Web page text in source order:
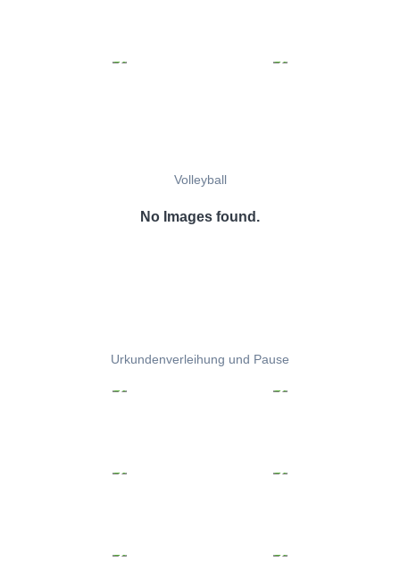
Volleyball
No Images found.
Urkundenverleihung und Pause